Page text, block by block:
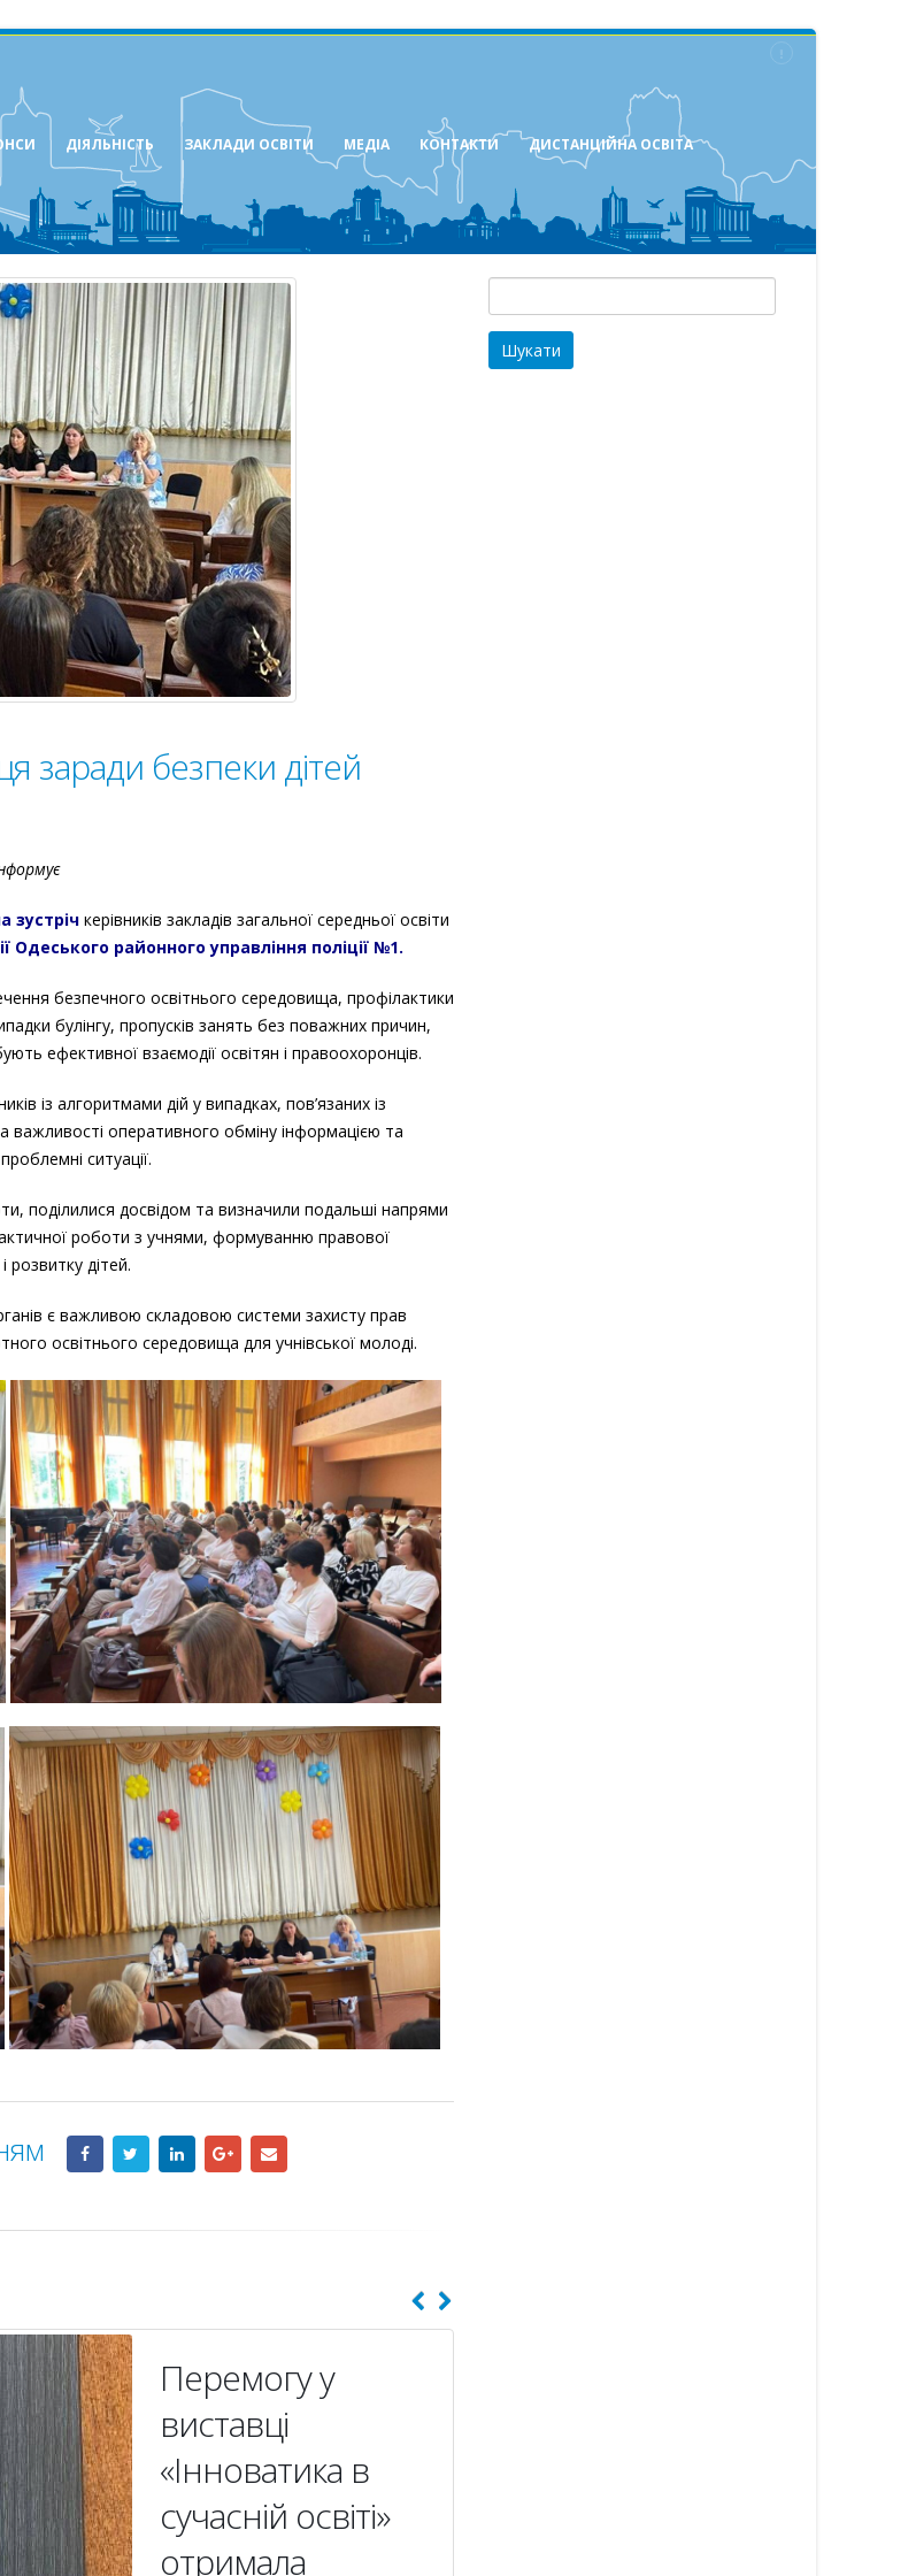
ДІЯЛЬНІСТЬ ЗАКЛАДИ ОСВІТИ МЕДІА КОНТАКТИ ДИСТАНЦІЙНА ОСВІТА
заради безпеки дітей
зустріч керівників закладів загальної середньої освіти
районного управління поліції №1.
безпечного освітнього середовища, профілактики
булінгу, пропусків занять без поважних причин,
ефективної взаємодії освітян і правоохоронців.
із алгоритмами дій у випадках, пов’язаних із
важливості оперативного обміну інформацією та
ситуації.
поділилися досвідом та визначили подальші напрями
роботи з учнями, формуванню правової
дітей.
є важливою складовою системи захисту прав
освітнього середовища для учнівської молоді.
Перемогу у
виставці
«Інноватика в
сучасній освіті»
отримала